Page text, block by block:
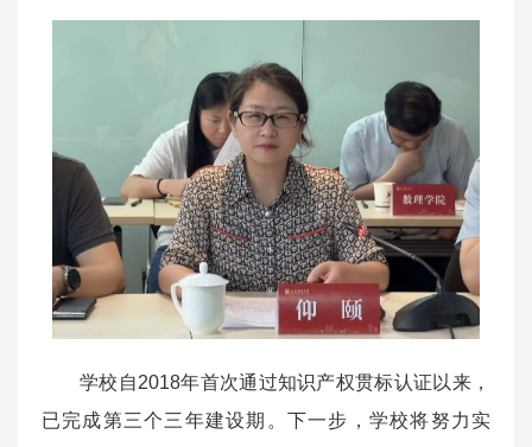
学校自2018年首次通过知识产权贯标认证以来，
已完成第三个三年建设期。下一步，学校将努力实